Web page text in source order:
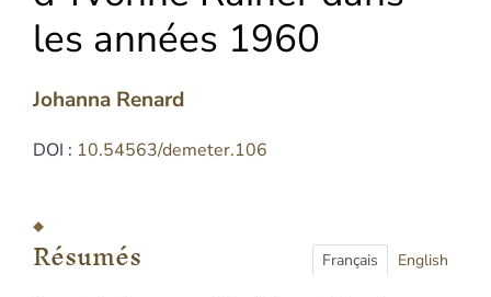
les années 1960
Johanna Renard
DOI : 10.54563/demeter.106
Index
Plan
Résumés Français English